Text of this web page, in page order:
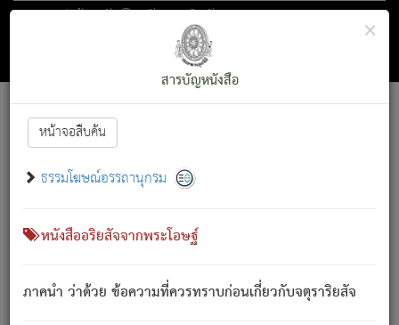
ตอน 1 ว่าด้วย สัตว์โลกกับจตุราริยสัจ
สารบัญ×
สารบัญหนังสือ
หน้าจอสืบค้น
ธรรมโฆษณ์อรรถานุกรม
หนังสืออริยสัจจากพระโอษฐ์
ภาคนำ ว่าด้วย ข้อความที่ควรทราบก่อนเกี่ยวกับจตุราริยสัจ
Font :15 ]||
สัตว์โลกนี้ เกิดความเดือดร้อนแล้ว มีผัสสะบังหน้า
เขาสำคัญสิ่งใด โดยความเป็นประการใด แต่สิ่งนั้นย่อมเป็น
(ตามที่เป็นจริง) โดยประการอื่นจากที่เขาสำคัญนั้น
สัตว์โลกติดข้องอยู่ในภพ ถูกภพบังหน้าแล้ว มีภพโดยความ
เป็นอย่างอื่น (จากที่มันเป็นอยู่จริง) จึงได้เพลิดเพลินยิ่งนักในภพ